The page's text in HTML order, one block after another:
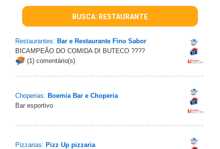
BUSCA: RESTAURANTE
Restaurantes: Bar e Restaurante Fino Sabor
BICAMPEÃO DO COMIDA DI BUTECO ????
(1) comentário(s)
Choperias: Boemia Bar e Choperia
Bar esportivo
Pizzarias: Pizz Up pizzaria